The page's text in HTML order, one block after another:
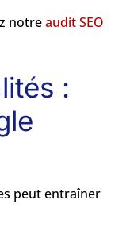
notreaudit SEO
:
peut entraîner